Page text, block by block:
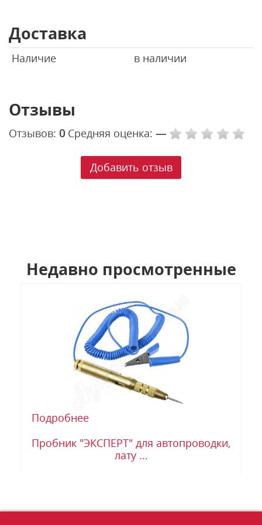
Доставка
Наличие в наличии
Отзывы
Отзывов: 0 Средняя оценка: —
Добавить отзыв
Недавно просмотренные
Подробнее
Пробник "ЭКСПЕРТ" для автопроводки,
лату ...